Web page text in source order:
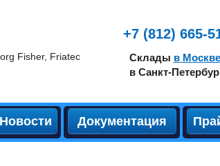
+7 (812) 665-
Склады в Москве
в Санкт-
Новости Документация